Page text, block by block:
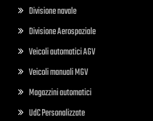
Divisione navale
Divisione Aerospaziale
Veicoli automatici AGV
Veicoli manuali MGV
Magazzini automatici
UdC Personalizzate